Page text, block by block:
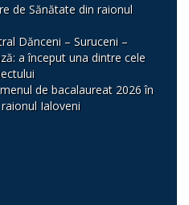
de Sănătate din raionul
Dănceni – Suruceni –
a început una dintre cele
de bacalaureat 2026 în
Ialoveni